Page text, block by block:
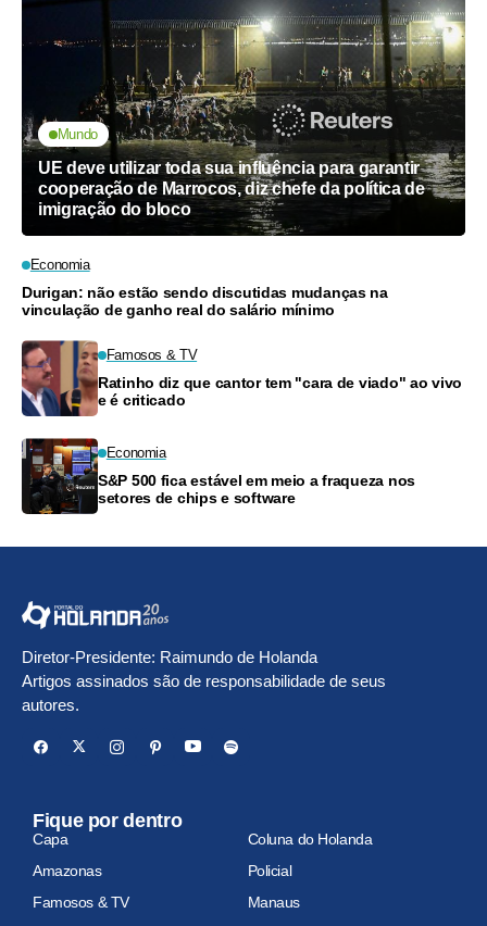
Mundo
UE deve utilizar toda sua influência para garantir
cooperação de Marrocos, diz chefe da política de
imigração do bloco
Economia
Durigan: não estão sendo discutidas mudanças na
vinculação de ganho real do salário mínimo
Famosos & TV
Ratinho diz que cantor tem "cara de viado" ao vivo
e é criticado
Economia
S&P 500 fica estável em meio a fraqueza nos
setores de chips e software
Diretor-Presidente: Raimundo de Holanda
Artigos assinados são de responsabilidade de seus
autores.
Fique por dentro
Capa
Coluna do Holanda
Amazonas
Policial
Famosos & TV
Manaus